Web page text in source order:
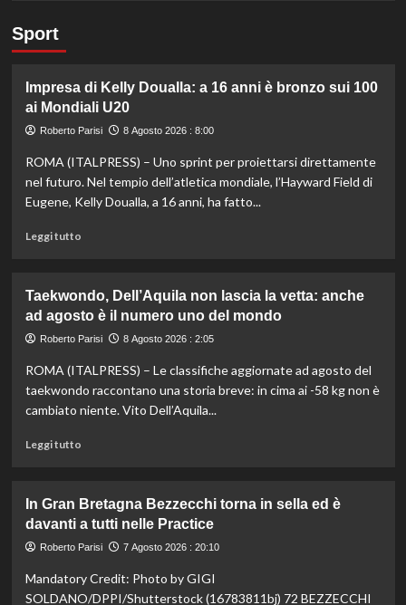
Sport
Impresa di Kelly Doualla: a 16 anni è bronzo sui 100
ai Mondiali U20
Roberto Parisi 8 Agosto 2026 : 8:00
ROMA (ITALPRESS) – Uno sprint per proiettarsi direttamente
nel futuro. Nel tempio dell’atletica mondiale, l’Hayward Field di
Eugene, Kelly Doualla, a 16 anni, ha fatto...
Leggi tuttoLeggi
Impresa
di
Kelly
a
16
anni
Mondiali
U20
Taekwondo, Dell’Aquila non lascia la vetta: anche
ad agosto è il numero uno del mondo
Roberto Parisi 8 Agosto 2026 : 2:05
ROMA (ITALPRESS) – Le classifiche aggiornate ad agosto del
taekwondo raccontano una storia breve: in cima ai -58 kg non è
cambiato niente. Vito Dell’Aquila...
Leggi tuttoLeggi
Taekwondo,
Dell’Aquila
non
la
vetta:
In Gran Bretagna Bezzecchi torna in sella ed è
davanti a tutti nelle Practice
Roberto Parisi 7 Agosto 2026 : 20:10
Mandatory Credit: Photo by GIGI
SOLDANO/DPPI/Shutterstock (16783811bj) 72 BEZZECCHI